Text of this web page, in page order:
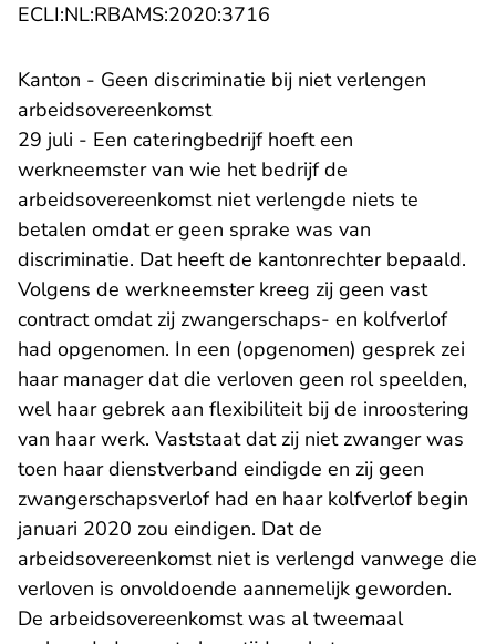
ECLI:NL:RBAMS:2020:3716
Kanton - Geen discriminatie bij niet verlengen
arbeidsovereenkomst
29 juli - Een cateringbedrijf hoeft een
werkneemster van wie het bedrijf de
arbeidsovereenkomst niet verlengde niets te
betalen omdat er geen sprake was van
discriminatie. Dat heeft de kantonrechter bepaald.
Volgens de werkneemster kreeg zij geen vast
contract omdat zij zwangerschaps- en kolfverlof
had opgenomen. In een (opgenomen) gesprek zei
haar manager dat die verloven geen rol speelden,
wel haar gebrek aan flexibiliteit bij de inroostering
van haar werk. Vaststaat dat zij niet zwanger was
toen haar dienstverband eindigde en zij geen
zwangerschapsverlof had en haar kolfverlof begin
januari 2020 zou eindigen. Dat de
arbeidsovereenkomst niet is verlengd vanwege die
verloven is onvoldoende aannemelijk geworden.
De arbeidsovereenkomst was al tweemaal